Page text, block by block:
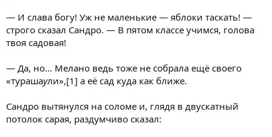
— И слава богу! Уж не маленькие — яблоки таскать! —
строго сказал Сандро. — В пятом классе учимся, голова
твоя садовая!
— Да, но… Мелано ведь тоже не собрала ещё своего
«турашаули»,[1] а её сад куда как ближе.
Сандро вытянулся на соломе и, глядя в двускатный
потолок сарая, раздумчиво сказал: